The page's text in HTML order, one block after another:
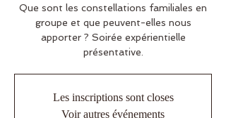
Que sont les constellations familiales en
groupe et que peuvent-elles nous
apporter ? Soirée expérientielle
présentative.
Les inscriptions sont closes
Voir autres événements